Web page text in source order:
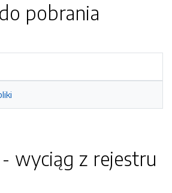
pobrania
wyciąg z rejestru